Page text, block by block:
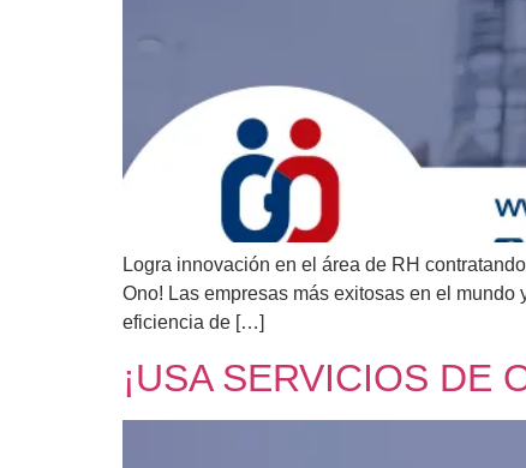
Logra innovación en el área de RH
Ono! Las empresas más exitosas en el
eficiencia de […]
¡USA SERVICIOS DE